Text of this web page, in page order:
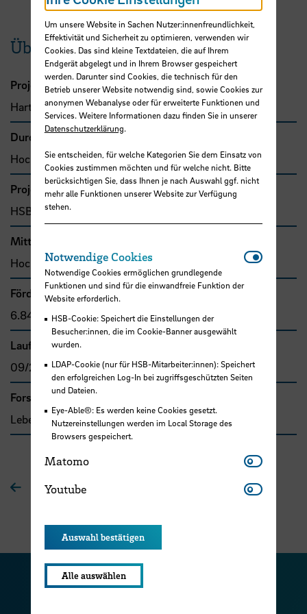
Übersicht
Projektleitung
Harth, Annette, Prof. Dr.
Durchführende Organisation
Hochschule Bremen, Fakultät 3
Projekttyp
HSB-intern gefördertes Projekt
Mittel- bzw. Auftragsgeber
Hochschule Bremen, F&E-Fonds
Förder- bzw. Auftragssumme
6.840,00 €
Laufzeit
09/2020 - 04/2022
Forschungs- und Transfercluster
Lebensqualität
Zur Übersichtsseite
Zu unserer Facebook
Um unsere Website in Sachen Nutzer:innenfreundlichkeit,
Effektivität und Sicherheit zu optimieren, verwenden wir
Cookies. Das sind kleine Textdateien, die auf Ihrem
Endgerät abgelegt und in Ihrem Browser gespeichert
werden. Darunter sind Cookies, die technisch für den
Betrieb unserer Website notwendig sind, sowie Cookies zur
anonymen Webanalyse oder für erweiterte Funktionen und
Services. Weitere Informationen dazu finden Sie in unserer
Datenschutzerklärung.
Sie entscheiden, für welche Kategorien Sie dem Einsatz von
Cookies zustimmen möchten und für welche nicht. Bitte
berücksichtigen Sie, dass Ihnen je nach Auswahl ggf. nicht
mehr alle Funktionen unserer Website zur Verfügung
stehen.
Notwendige Cookies
Notwendige Cookies ermöglichen grundlegende
Funktionen und sind für die einwandfreie Funktion der
Website erforderlich.
HSB-Cookie: Speichert die Einstellungen der
Besucher:innen, die im Cookie-Banner ausgewählt
wurden.
LDAP-Cookie (nur für HSB-Mitarbeiter:innen): Speichert
den erfolgreichen Log-In bei zugriffsgeschützten Seiten
und Dateien.
Eye-Able®: Es werden keine Cookies gesetzt.
Nutzereinstellungen werden im Local Storage des
Browsers gespeichert.
Matomo Matomo
Youtube Youtube
Auswahl bestätigen
Alle auswählen